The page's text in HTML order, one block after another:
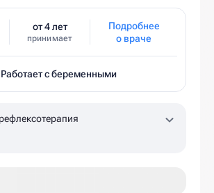
от 4 лет
принимает
Подробнее
о враче
Работает с беременными